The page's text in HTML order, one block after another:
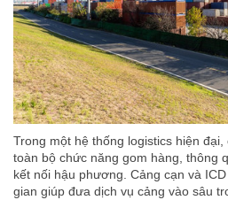
Trong một hệ thống logistics hiện
toàn bộ chức năng gom hàng, thông
kết nối hậu phương. Cảng cạn và
gian giúp đưa dịch vụ cảng vào sâu